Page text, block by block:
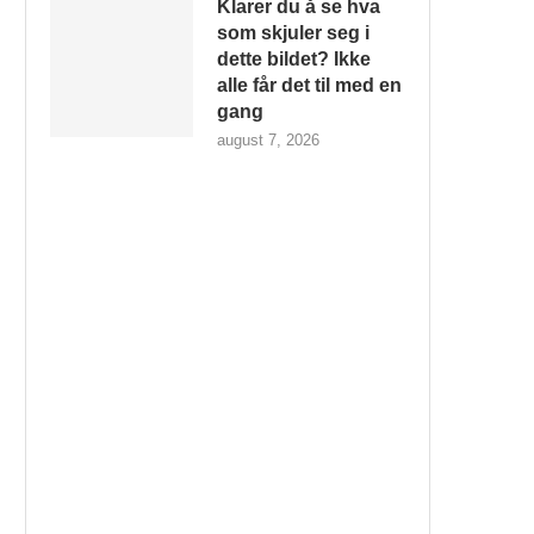
Klarer du å se hva
som skjuler seg i
dette bildet? Ikke
alle får det til med en
gang
august 7, 2026